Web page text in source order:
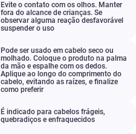
Evite o contato com os olhos. Manter
fora do alcance de crianças. Se
observar alguma reação desfavorável
suspender o uso
Pode ser usado em cabelo seco ou
molhado. Coloque o produto na palma
da mão e espalhe com os dedos.
Aplique ao longo do comprimento do
cabelo, evitando as raízes, e finalize
como preferir
É indicado para cabelos frágeis,
quebradiços e enfraquecidos